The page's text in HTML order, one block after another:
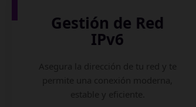
Gestión de Red
IPv6